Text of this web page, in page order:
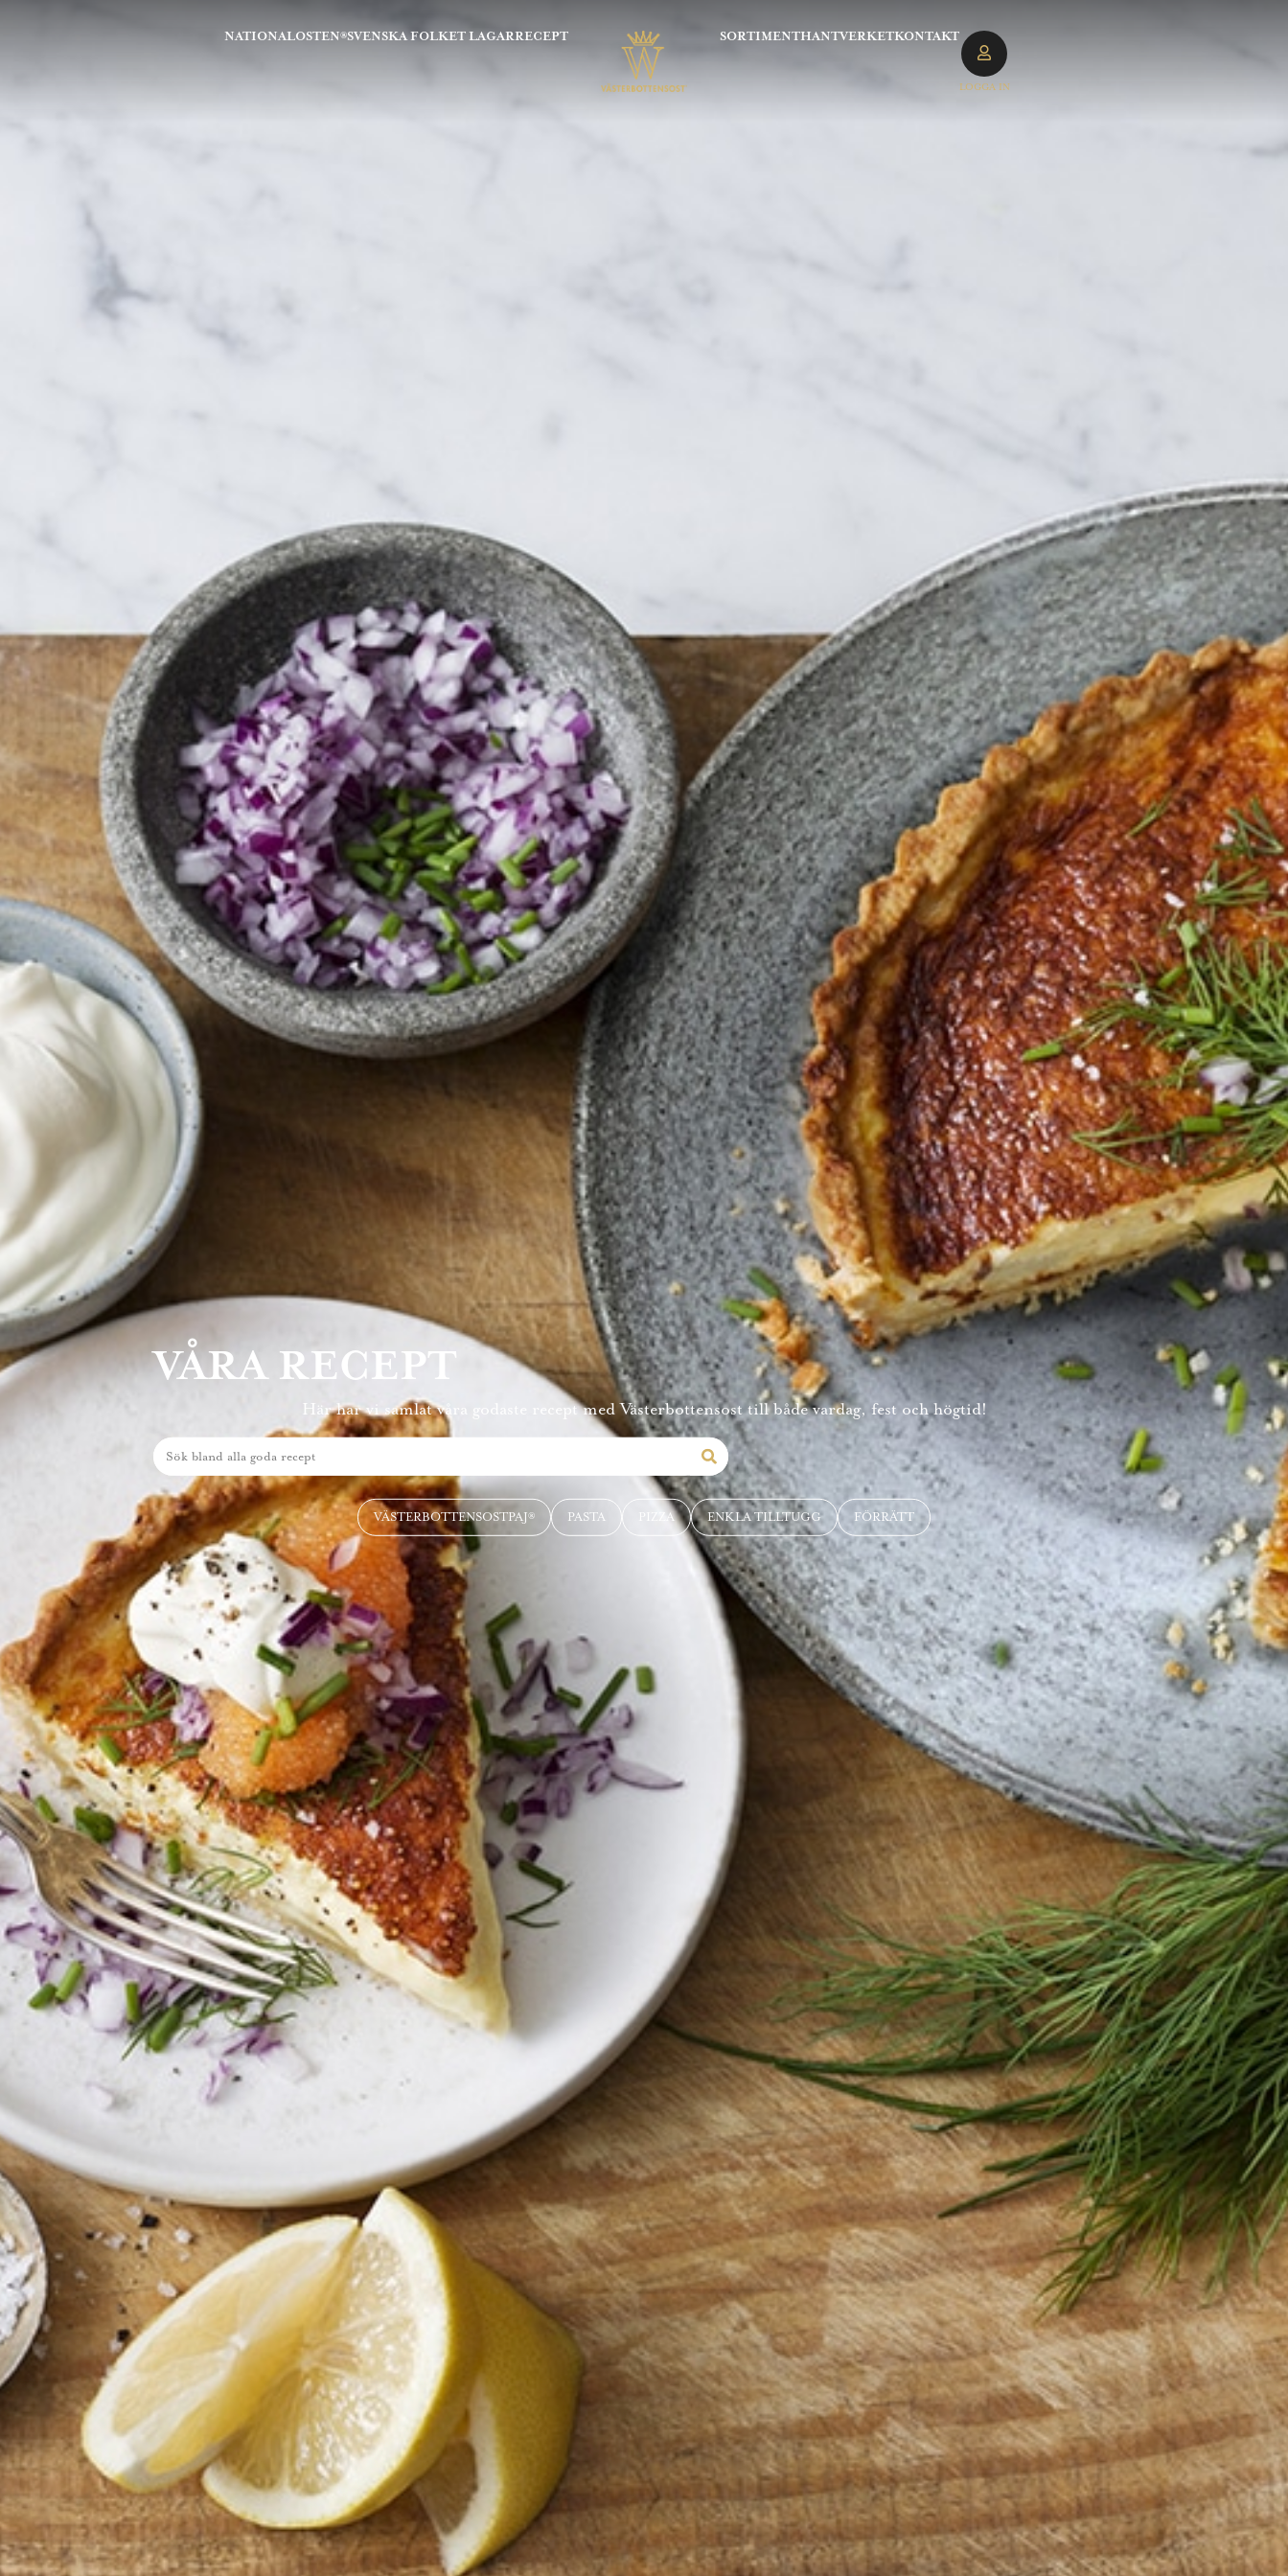
RECEPT
SVENSKA FOLKET LAGAR
NATIONALOSTEN® SORTIMENTHANTVERKETKONTAKT
LOGGA IN
VÅRA RECEPT
Här har vi samlat våra godaste recept med Västerbottensost till både vardag, fest och högtid!
VÄSTERBOTTENSOSTPAJ® PASTA PIZZA ENKLA TILLTUGG FÖRRÄTT